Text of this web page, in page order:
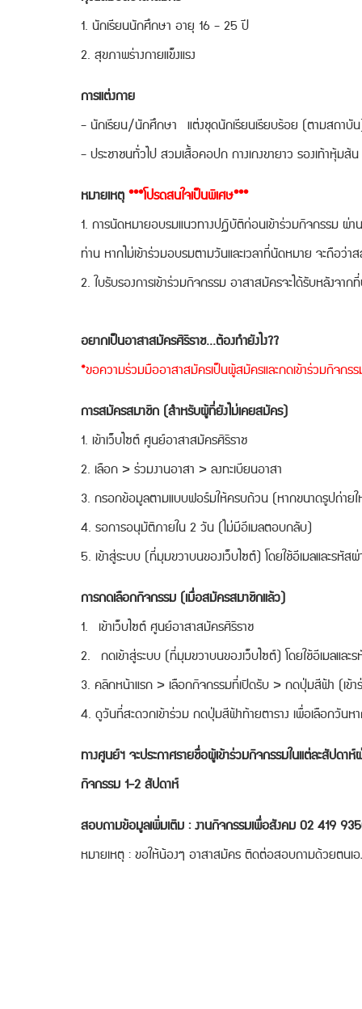
1. นักเรียนนักศึกษา อายุ 16 - 25 ปี
2. สุขภาพร่างกายแข็งแรง
การแต่งกาย
- นักเรียน/นักศึกษา แต่งชุดนักเรียนเรียบร้อย (ตามสถาบั
- ประชาชนทั่วไป สวมเสื้อคอปก กางเกงขายาว รองเท้าหุ้มส้น
หมายเหตุ***โปรดสนใจเป็นพิเศษ***
1. การนัดหมายอบรมแนวทางปฏิบัติก่อนเข้าร่วมกิจกรรม ผ่า
ท่าน หากไม่เข้าร่วมอบรมตามวันและเวลาที่นัดหมาย จะถือว่า
2. ใบรับรองการเข้าร่วมกิจกรรม อาสาสมัครจะได้รับหลังจ
อยากเป็นอาสาสมัครศิริราช...ต้องทำยังไง??
​*ขอความร่วมมืออาสาสมัครเป็นผู้สมัครและกดเข้าร่วมกิจกร
การสมัครสมาชิก (สำหรับผู้ที่ยังไม่เคยสมัคร)
1. เข้าเว็บไซต์ ศูนย์อาสาสมัครศิริราช
2. เลือก > ร่วมงานอาสา > ลงทะเบียนอาสา
3. กรอกข้อมูลตามแบบฟอร์มให้ครบถ้วน (หากขนาดรูปถ่าย
4. รอการอนุมัติภายใน 2 วัน (ไม่มีอีเมลตอบกลับ)
5. เข้าสู่ระบบ (ที่มุมขวาบนของเว็บไซต์) โดยใช้อีเมลและรหัส
การกดเลือกกิจกรรม (เมื่อสมัครสมาชิกแล้ว)
1. เข้าเว็บไซต์ ศูนย์อาสาสมัครศิริราช
2. กดเข้าสู่ระบบ (ที่มุมขวาบนของเว็บไซต์) โดยใช้อีเมลและ
3. คลิกหน้าแรก > เลือกกิจกรรมที่เปิดรับ > กดปุ่มสีฟ้า (เข้
4. ดูวันที่สะดวกเข้าร่วม กดปุ่มสีฟ้าท้ายตาราง เพื่อเลือกวันหา
ทางศูนย์ฯ จะประกาศรายชื่อผู้เข้าร่วมกิจกรรมในแต่ละสัปดา
กิจกรรม 1-2 สัปดาห์
สอบถามข้อมูลเพิ่มเติม : งานกิจกรรมเพื่อสังคม 02 419
หมายเหตุ : ขอให้น้องๆ อาสาสมัคร ติดต่อสอบถามด้วยตนเ